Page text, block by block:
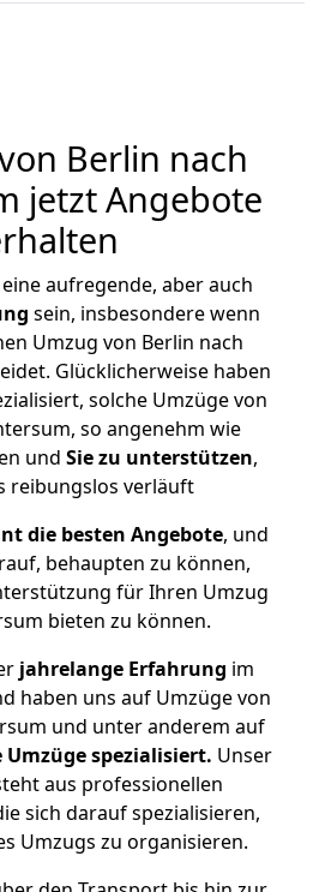
Berlin nach
jetzt Angebote
aufregende, aber auch
sein, insbesondere wenn
Umzug von Berlin nach
Glücklicherweise haben
solche Umzüge von
so angenehm wie
und Sie zu unterstützen,
reibungslos verläuft
die besten Angebote, und
behaupten zu können,
für Ihren Umzug
bieten zu können.
jahrelange Erfahrung im
haben uns auf Umzüge von
und unter anderem auf
spezialisiert. Unser
aus professionellen
sich darauf spezialisieren,
Umzugs zu organisieren.